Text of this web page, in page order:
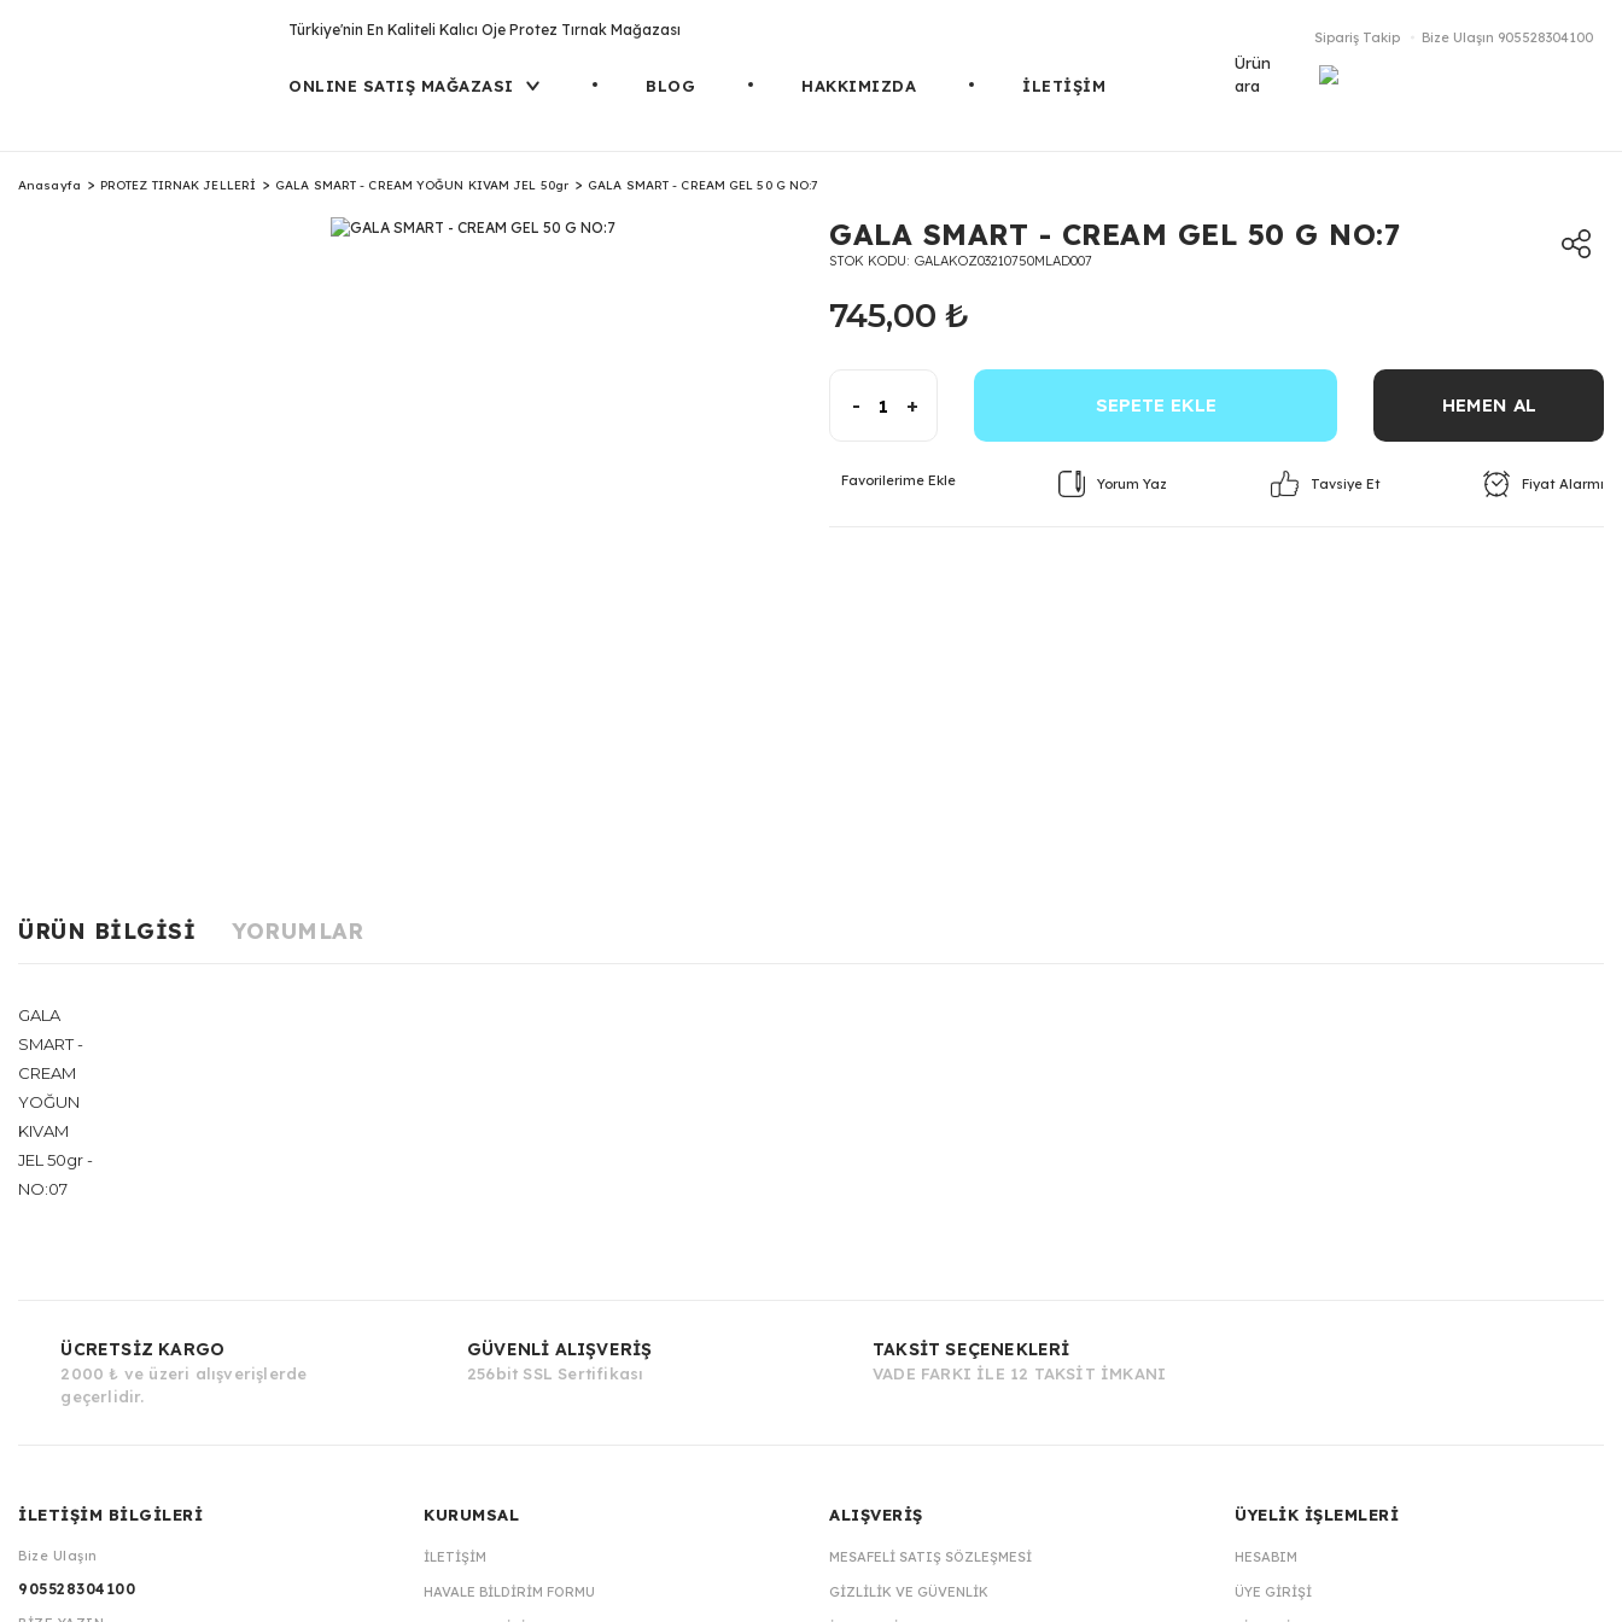
Türkiye'nin En Kaliteli Kalıcı Oje Protez Tırnak Mağazası
ONLINE SATIŞ MAĞAZASI BLOG HAKKIMIZDA İLETİŞİM
Sipariş Takip Bize Ulaşın 905528304100
Ürün
ara
Anasayfa PROTEZ TIRNAK JELLERİ GALA SMART - CREAM YOĞUN KIVAM JEL 50gr GALA SMART - CREAM GEL 50 G NO:7
GALA SMART - CREAM GEL 50 G NO:7
STOK KODU GALAKOZ03210750MLAD007
745,00 ₺
- + SEPETE EKLE HEMEN AL
Yorum Yaz Tavsiye Et Fiyat Alarmı
ÜRÜN BILGISI YORUMLAR
GALA
SMART -
CREAM
YOĞUN
KIVAM
JEL 50gr -
NO:07
ÜCRETSİZ KARGO
2000 ₺ ve üzeri alışverişlerde
geçerlidir.
GÜVENLİ ALIŞVERİŞ
256bit SSL Sertifikası
TAKSİT SEÇENEKLERİ
VADE FARKI İLE 12 TAKSİT İMKANI
İLETİŞİM BİLGİLERİ
Bize Ulaşın
905528304100
KURUMSAL
İLETIŞIM
HAVALE BILDIRIM FORMU
ALIŞVERİŞ
MESAFELI SATIŞ SÖZLEŞMESI
GIZLILIK VE GÜVENLIK
ÜYELİK İŞLEMLERİ
HESABIM
ÜYE GIRIŞI